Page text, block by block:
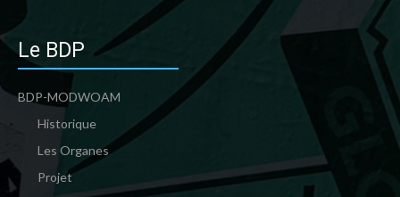
Le BDP
BDP-MODWOAM
Historique
Les Organes
Projet